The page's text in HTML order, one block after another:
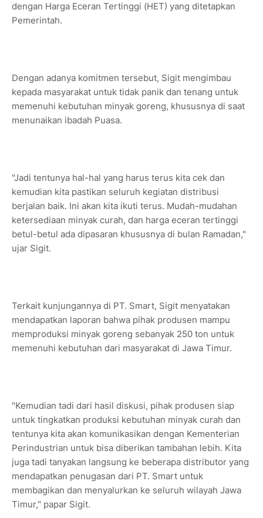
dengan Harga Eceran Tertinggi (HET) yang ditetapkan
Pemerintah.
Dengan adanya komitmen tersebut, Sigit mengimbau
kepada masyarakat untuk tidak panik dan tenang untuk
memenuhi kebutuhan minyak goreng, khususnya di saat
menunaikan ibadah Puasa.
"Jadi tentunya hal-hal yang harus terus kita cek dan
kemudian kita pastikan seluruh kegiatan distribusi
berjalan baik. Ini akan kita ikuti terus. Mudah-mudahan
ketersediaan minyak curah, dan harga eceran tertinggi
betul-betul ada dipasaran khususnya di bulan Ramadan,"
ujar Sigit.
Terkait kunjungannya di PT. Smart, Sigit menyatakan
mendapatkan laporan bahwa pihak produsen mampu
memproduksi minyak goreng sebanyak 250 ton untuk
memenuhi kebutuhan dari masyarakat di Jawa Timur.
"Kemudian tadi dari hasil diskusi, pihak produsen siap
untuk tingkatkan produksi kebutuhan minyak curah dan
tentunya kita akan komunikasikan dengan Kementerian
Perindustrian untuk bisa diberikan tambahan lebih. Kita
juga tadi tanyakan langsung ke beberapa distributor yang
mendapatkan penugasan dari PT. Smart untuk
membagikan dan menyalurkan ke seluruh wilayah Jawa
Timur," papar Sigit.